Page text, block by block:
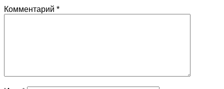
Комментарий *